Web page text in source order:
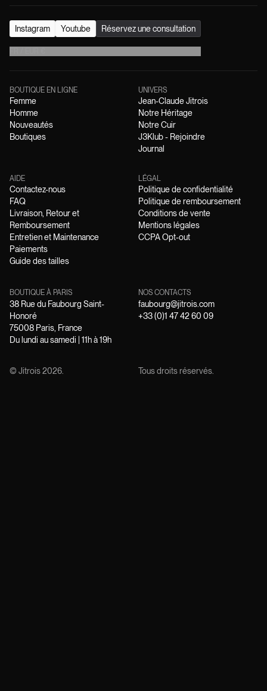
Instagram Youtube Réservez une consultation
BOUTIQUE EN LIGNE
Femme
Homme
Nouveautés
Boutiques
UNIVERS
Jean-Claude Jitrois
Notre Héritage
Notre Cuir
J3Klub - Rejoindre
Journal
AIDE
Contactez-nous
FAQ
Livraison, Retour et
Remboursement
Entretien et Maintenance
Paiements
Guide des tailles
LÉGAL
Politique de confidentialité
Politique de remboursement
Conditions de vente
Mentions légales
CCPA Opt-out
BOUTIQUE À PARIS
38 Rue du Faubourg Saint-
Honoré
75008 Paris, France
Du lundi au samedi | 11h à 19h
NOS CONTACTS
faubourg@jitrois.com
+33 (0)1 47 42 60 09
© Jitrois2026 Tous droits réservés.